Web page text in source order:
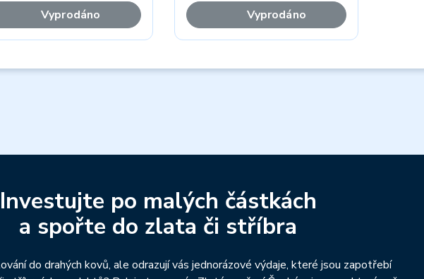
Vyprodáno Vyprodáno
Investujte po malých částkách
a spořte do zlata či stříbra
do drahých kovů, ale odrazují vás jednorázové výdaje, které jsou zapotřebí